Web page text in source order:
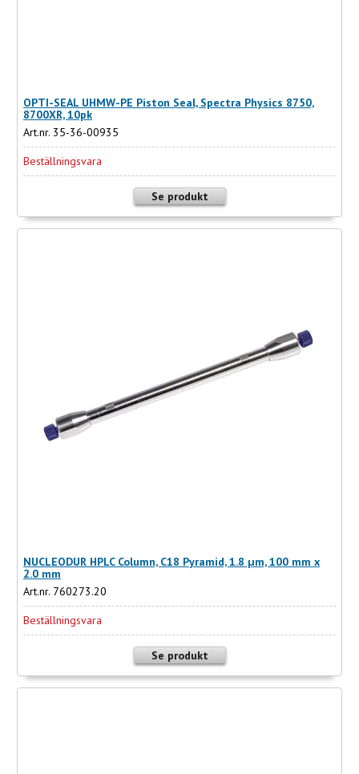
OPTI-SEAL UHMW-PE Piston Seal, Spectra Physics 8750,
8700XR, 10pk
Art.nr. 35-36-00935
Beställningsvara
Se produkt
NUCLEODUR HPLC Column, C18 Pyramid, 1.8 µm, 100 mm x
2.0 mm
Art.nr. 760273.20
Beställningsvara
Se produkt